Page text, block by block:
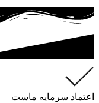
اعتماد سرمایه ماست